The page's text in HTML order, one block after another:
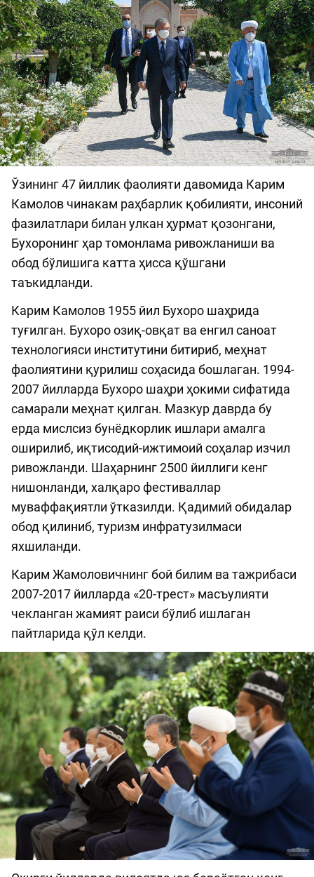
Ўзининг 47 йиллик фаолияти давомида Карим
Камолов чинакам раҳбарлик қобилияти, инсоний
фазилатлари билан улкан ҳурмат қозонгани,
Бухоронинг ҳар томонлама ривожланиши ва
обод бўлишига катта ҳисса қўшгани
таъкидланди.
Карим Камолов 1955 йил Бухоро шаҳрида
туғилган. Бухоро озиқ-овқат ва енгил саноат
технологияси институтини битириб, меҳнат
фаолиятини қурилиш соҳасида бошлаган. 1994-
2007 йилларда Бухоро шаҳри ҳокими сифатида
самарали меҳнат қилган. Мазкур даврда бу
ерда мислсиз бунёдкорлик ишлари амалга
оширилиб, иқтисодий-ижтимоий соҳалар изчил
ривожланди. Шаҳарнинг 2500 йиллиги кенг
нишонланди, халқаро фестиваллар
муваффақиятли ўтказилди. Қадимий обидалар
обод қилиниб, туризм инфратузилмаси
яхшиланди.
Карим Жамоловичнинг бой билим ва тажрибаси
2007-2017 йилларда «20-трест» масъулияти
чекланган жамият раиси бўлиб ишлаган
пайтларида қўл келди.